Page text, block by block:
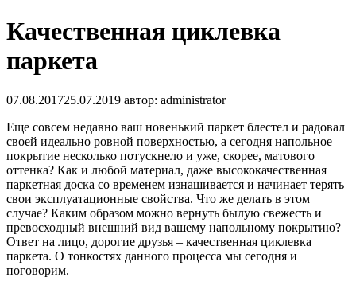
Качественная циклевка
паркета
07.08.201725.07.2019 автор: administrator
Еще совсем недавно ваш новенький паркет блестел и радовал
своей идеально ровной поверхностью, а сегодня напольное
покрытие несколько потускнело и уже, скорее, матового
оттенка? Как и любой материал, даже высококачественная
паркетная доска со временем изнашивается и начинает терять
свои эксплуатационные свойства. Что же делать в этом
случае? Каким образом можно вернуть былую свежесть и
превосходный внешний вид вашему напольному покрытию?
Ответ на лицо, дорогие друзья – качественная циклевка
паркета. О тонкостях данного процесса мы сегодня и
поговорим.